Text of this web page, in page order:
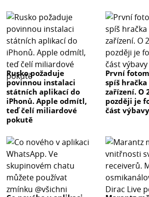
Rusko požaduje
povinnou instalaci
státních aplikací do
iPhonů. Apple odmítl,
teď čelí miliardové
pokutě
První
spíš
zařízení. O
později je
část